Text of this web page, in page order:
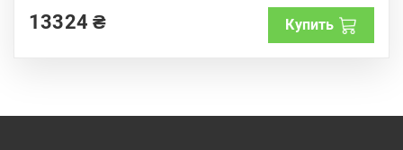
f13324₴ Купить